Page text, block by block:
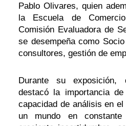
Pablo Olivares, quien
la Escuela de
Comisión Evaluadora de
se desempeña como
consultores, gestión de
Durante su exposición,
destacó la importancia
capacidad de análisis en
un mundo en